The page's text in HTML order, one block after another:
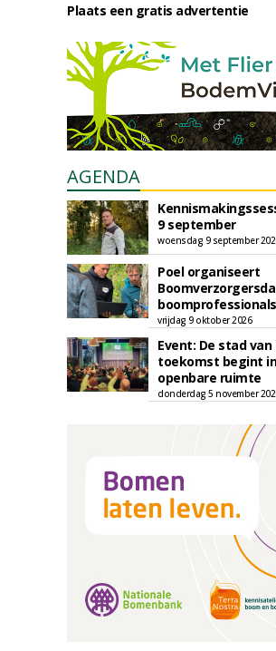
Plaats een gratis advertentie
AGENDA
9 september
woensdag 9 september
Poel organiseert
boomprofessionals
vrijdag 9 oktober 2026
Event: De stad van
toekomst begint
openbare ruimte
donderdag 5 november